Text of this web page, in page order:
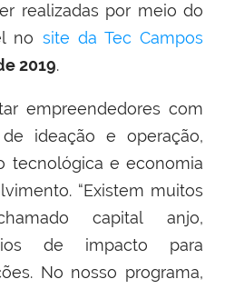
realizadas por meio do
no site da Tec Campos
2019.
empreendedores com
ideação e operação,
tecnológica e economia
“Existem muitos
capital anjo,
de impacto para
No nosso programa,